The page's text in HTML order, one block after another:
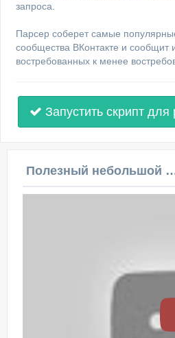
запроса.
Парсер соберет самые
сообщества ВКонтакте и сообщит
востребованных к менее
Запустить скрипт
Полезный небольшой